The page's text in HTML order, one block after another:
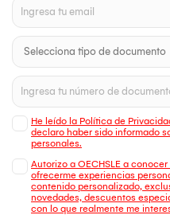
He leído la Política de
declaro haber sido informado
personales.
Autorizo a OECHSLE a
ofrecerme experiencias
contenido personalizado,
novedades, descuentos
con lo que realmente me